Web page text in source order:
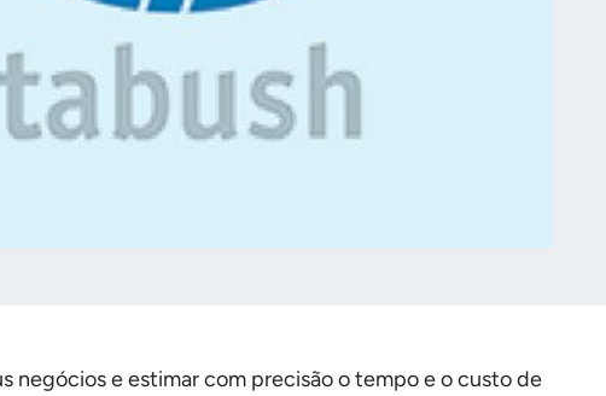
negócios e estimar com precisão o tempo e o custo de